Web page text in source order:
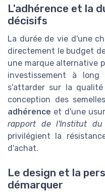
L'adhérence et la
décisifs
La durée de vie d'une
directement le budget
une marque alternative
investissement à
s'attarder sur la
conception des
adhérence et d'une
rapport de l'Institut du
privilégient la
d'achat.
Le design et la
démarquer